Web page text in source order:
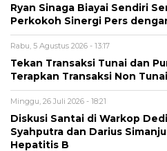
Ryan Sinaga Biayai Sendiri
Perkokoh Sinergi Pers
Rabu, 5 Agustus 2026 - 13:17
Tekan Transaksi Tunai dan
Terapkan Transaksi Non
Minggu, 26 Juli 2026 - 18:21
Diskusi Santai di Warkop
Syahputra dan Darius
Hepatitis B